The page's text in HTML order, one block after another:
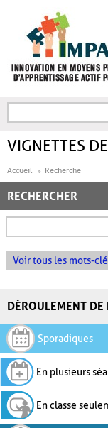
FORMULAIRE DE
VIGNETTES
Accueil Recherche
RECHERCHER
Voir tous les mots-
DÉROULEMENT
Sporadiques
En plusieurs
En classe